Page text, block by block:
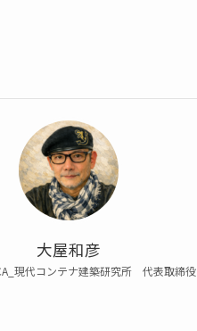
大屋和彦
現代コンテナ建築研究所 代表取締役